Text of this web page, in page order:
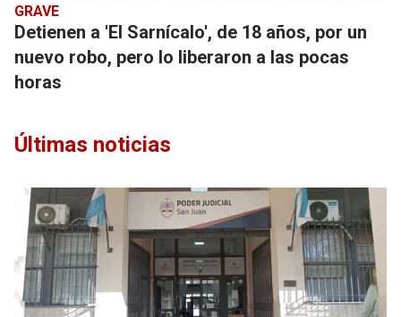
GRAVE
Detienen a 'El Sarnícalo', de 18 años, por un
nuevo robo, pero lo liberaron a las pocas
horas
Últimas noticias